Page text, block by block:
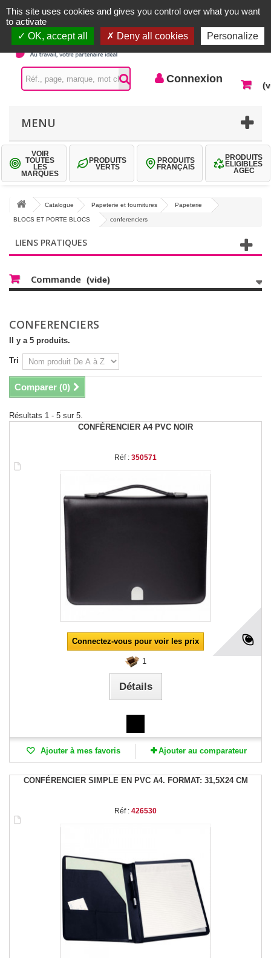
Contactez-nous
Connexion
MENU
VOIR
TOUTES
LES
MARQUES
PRODUITS
VERTS
PRODUITS
FRANÇAIS
PRODUITS
ÉLIGIBLES
AGEC
Catalogue Papeterie et fournitures Papeterie
BLOCS ET PORTE BLOCS conferenciers
LIENS PRATIQUES
Commande (vide)
CONFERENCIERS
Il y a 5 produits.
Tri
Comparer (0)
Résultats 1 - 5 sur 5.
CONFÉRENCIER A4 PVC NOIR
Réf : 350571
Connectez-vous pour voir les prix
1
Détails
Ajouter à mes favoris Ajouter au comparateur
CONFÉRENCIER SIMPLE EN PVC A4. FORMAT: 31,5X24 CM
Réf : 426530
This site uses cookies and gives you control over what you want
to activate
OK, accept all
Deny all cookies Personalize